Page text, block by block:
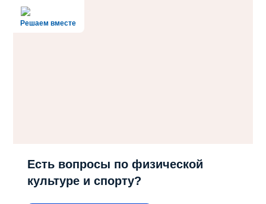
Решаем вместе
Есть вопросы по физической
культуре и спорту?